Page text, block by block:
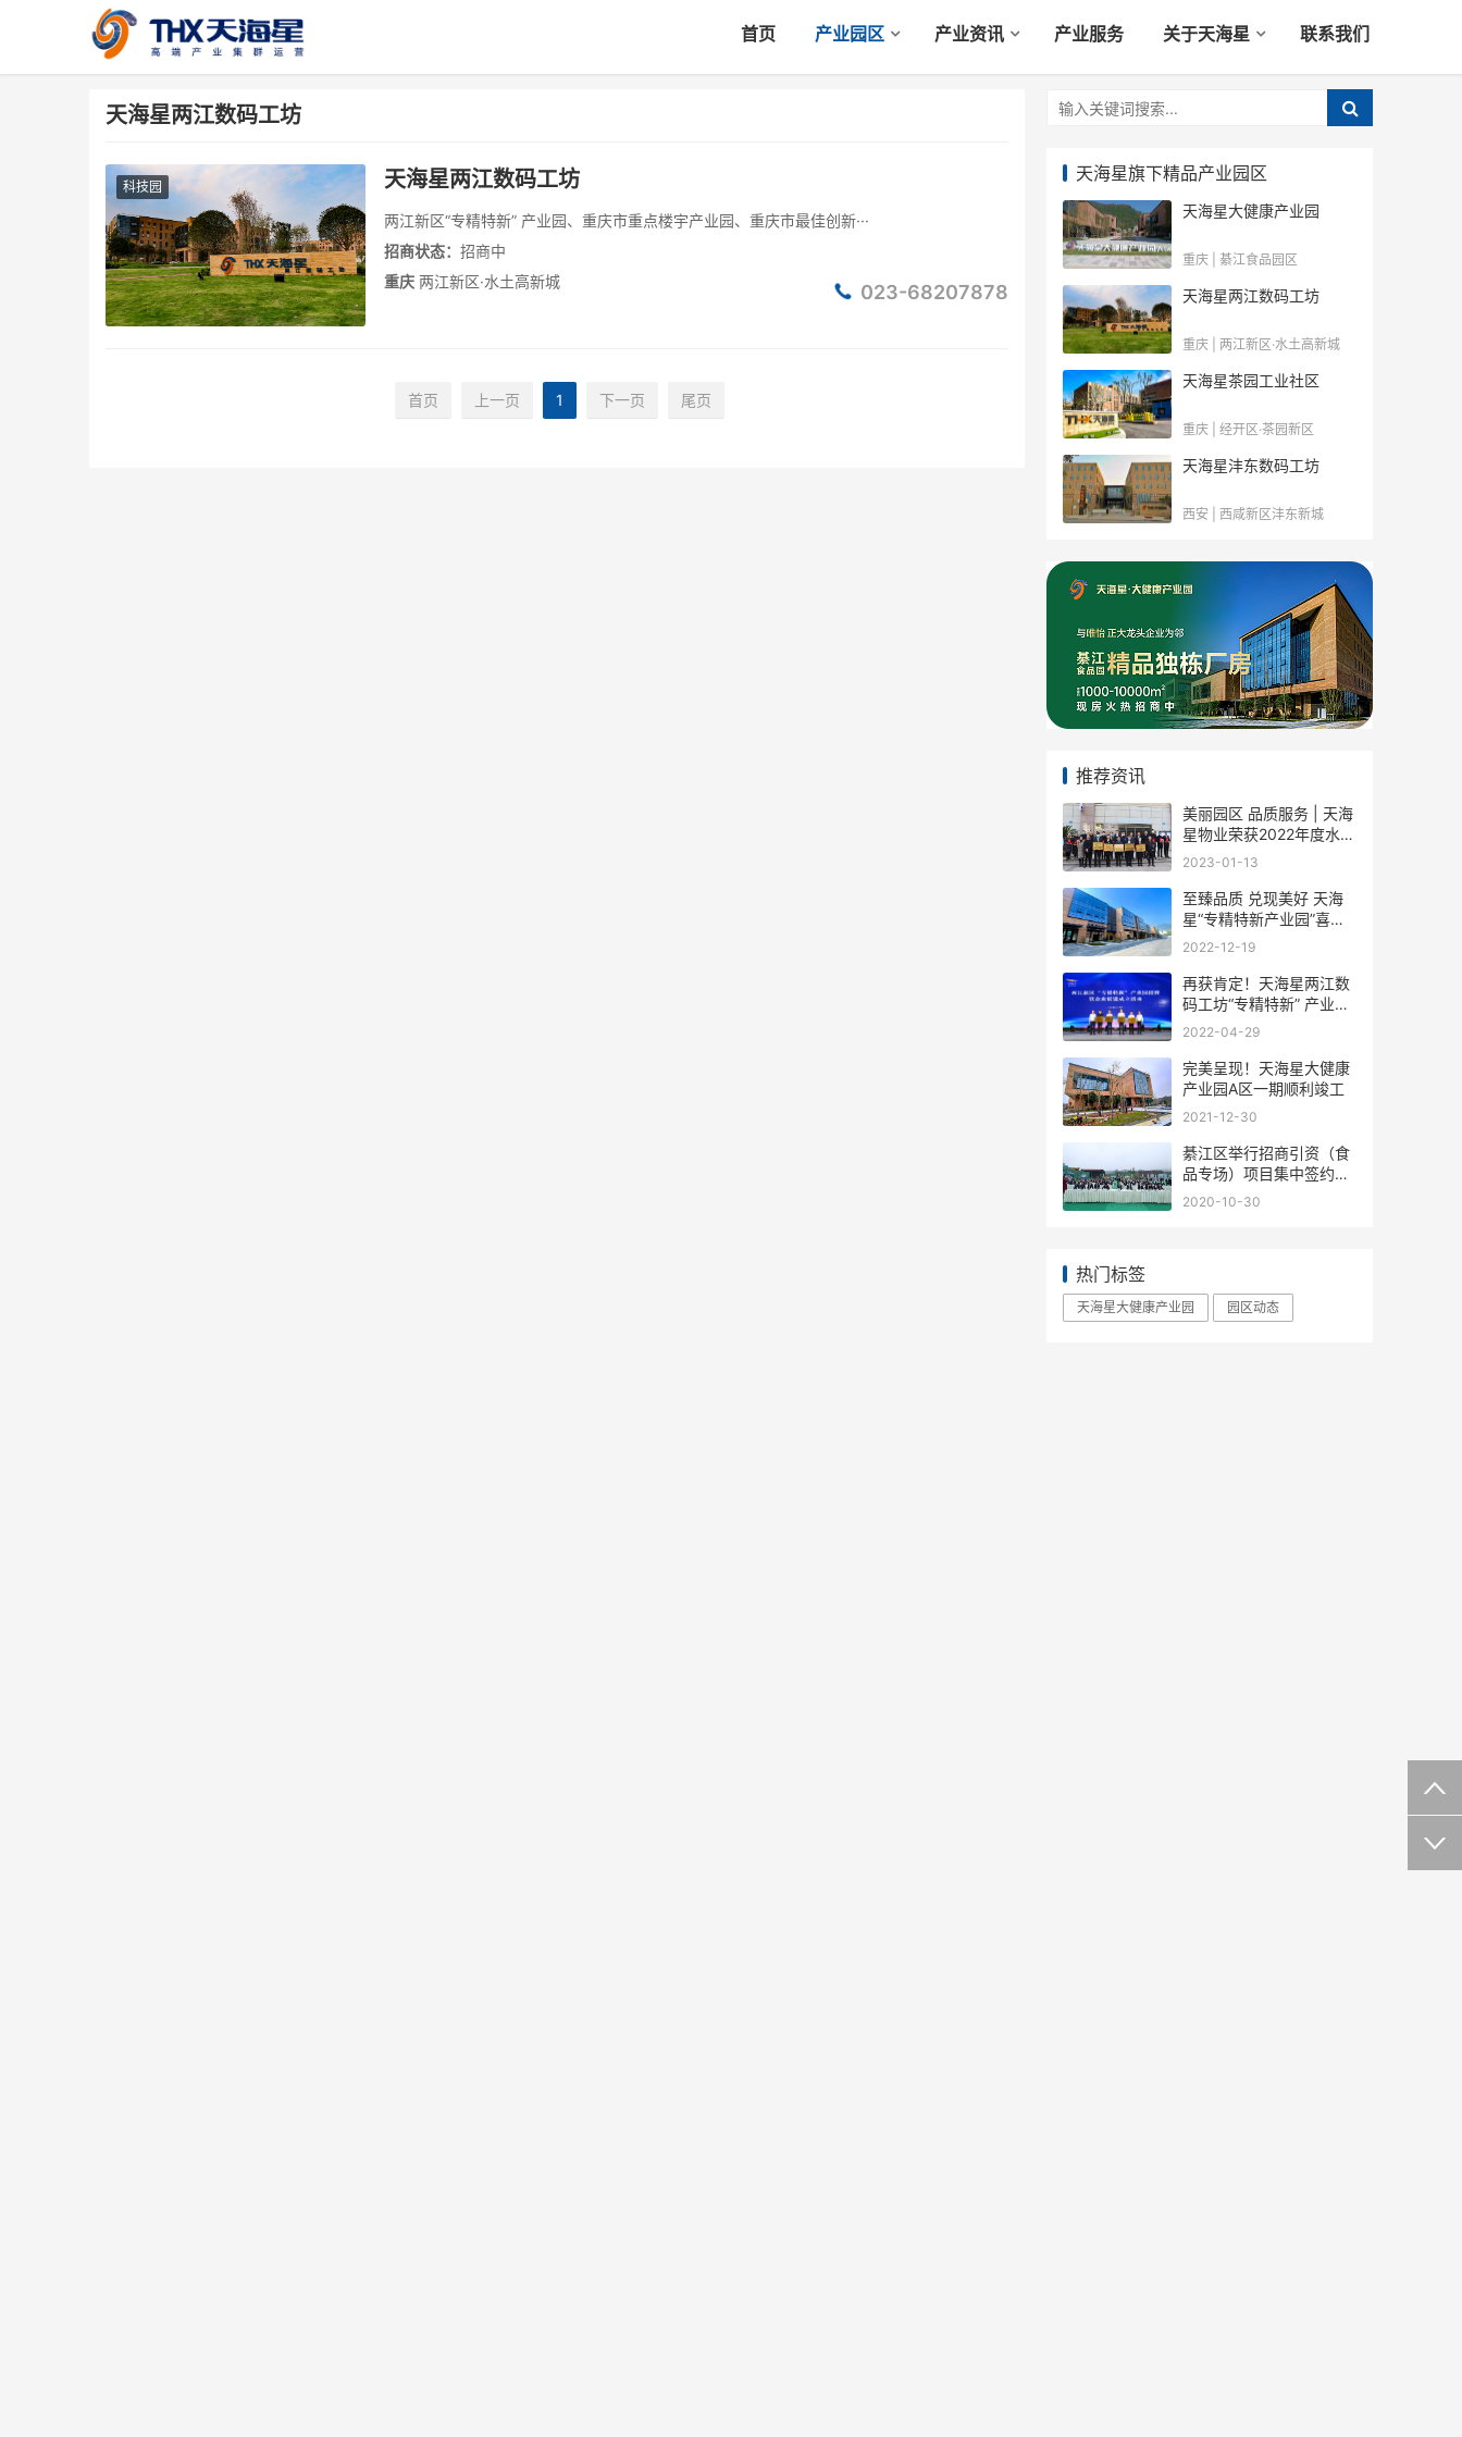
首页 产业园区 产业资讯 产业服务 关于天海星 联系我们
天海星两江数码工坊
科技园 天海星两江数码工坊
两江新区“专精特新” 产业园、重庆市重点楼宇产业园、重庆市最佳创新···
招商状态： 招商中
重庆两江新区·水土高新城 023-68207878
首页 上一页 1 下一页 尾页
天海星旗下精品产业园区
天海星大健康产业园
重庆 | 綦江食品园区
天海星两江数码工坊
重庆 | 两江新区·水土高新城
天海星茶园工业社区
重庆 | 经开区·茶园新区
天海星沣东数码工坊
西安 | 西咸新区沣东新城
推荐资讯
美丽园区 品质服务 | 天海
星物业荣获2022年度水土
优秀物业管理企业
2023-01-13
至臻品质 兑现美好 天海
星“专精特新产业园”喜迎
二期入驻企业
2022-12-19
再获肯定！天海星两江数
码工坊“专精特新” 产业园
正式授牌
2022-04-29
完美呈现！天海星大健康
产业园A区一期顺利竣工
2021-12-30
綦江区举行招商引资（食
品专场）项目集中签约暨
天海星大健康产业园启动
2020-10-30
热门标签
天海星大健康产业园 园区动态